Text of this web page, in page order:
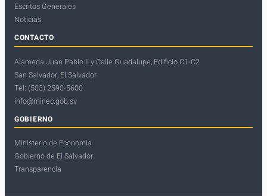
Escritos Generales
Noticias
CONTACTO
Alameda Juan Pablo II y Calle Guadalupe, Edificio C1-C2
San Salvador, El Salvador
Tel: (503) 2590-5600
info@minec.gob.sv
GOBIERNO
Ministerio de Economia
Gobierno de El Salvador
Transparencia